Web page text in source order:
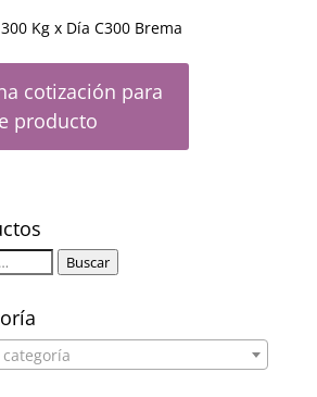
Kg x Día C300 Brema
cotización para
producto
Buscar